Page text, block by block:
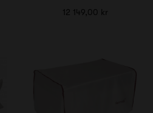
12 149,00 kr